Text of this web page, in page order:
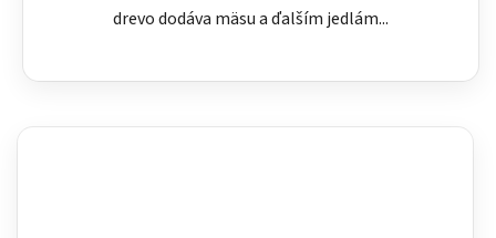
drevo dodáva mäsu a ďalším jedlám...